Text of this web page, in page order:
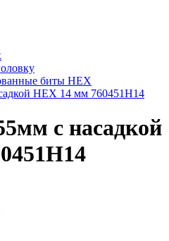
биты HEX
HEX 14 мм 760451H14
с насадкой